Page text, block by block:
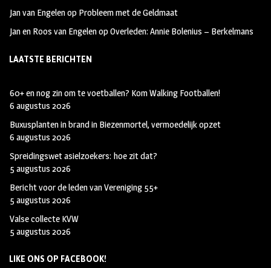
Jan van Engelenop Probleem met de Geldmaat
Jan en Roos van EngelenopOverleden: Annie Bolenius – Berkelmans
LAATSTE BERICHTEN
60+ en nog zin om te voetballen? Kom Walking Footballen!
6 augustus 2026
Buxusplanten in brand in Biezenmortel, vermoedelijk opzet
6 augustus 2026
Spreidingswet asielzoekers: hoe zit dat?
5 augustus 2026
Bericht voor de leden van Vereniging 55+
5 augustus 2026
Valse collecte KVW
5 augustus 2026
LIKE ONS OP FACEBOOK!